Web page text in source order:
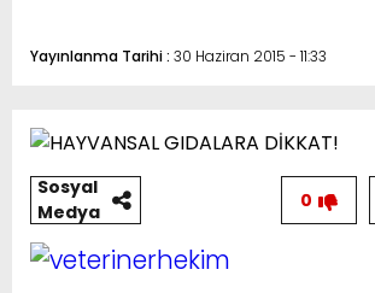
Yayınlanma Tarihi : 30 Haziran 2015 - 11:33
Sosyal
Medya
0